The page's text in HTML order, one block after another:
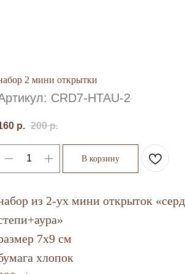
2 мини открытки
CRD7-HTAU-2
р. 200 р.
В корзину
из 2-ух мини открыток
7х9 см
хлопок